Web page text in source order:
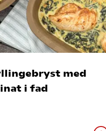
med
i fad